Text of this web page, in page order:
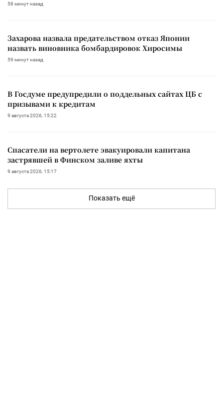
58 минут назад
Захарова назвала предательством отказ Японии
назвать виновника бомбардировок Хиросимы
59 минут назад
В Госдуме предупредили о поддельных сайтах ЦБ с
призывами к кредитам
9 августа 2026, 15:22
Спасатели на вертолете эвакуировали капитана
застрявшей в Финском заливе яхты
9 августа 2026, 15:17
Показать ещё